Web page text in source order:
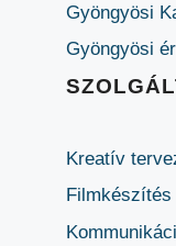
Gyöngyösi
Gyöngyösi
Kreatív
Filmkészítés